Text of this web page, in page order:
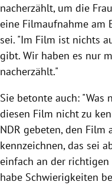
nacherzählt, um die
eine Filmaufnahme am
sei. "Im Film ist nichts
gibt. Wir haben es nur
nacherzählt."
Sie betonte auch: "Was
diesen Film nicht zu
NDR gebeten, den Film
kennzeichnen, das sei
einfach an der
habe Schwierigkeiten